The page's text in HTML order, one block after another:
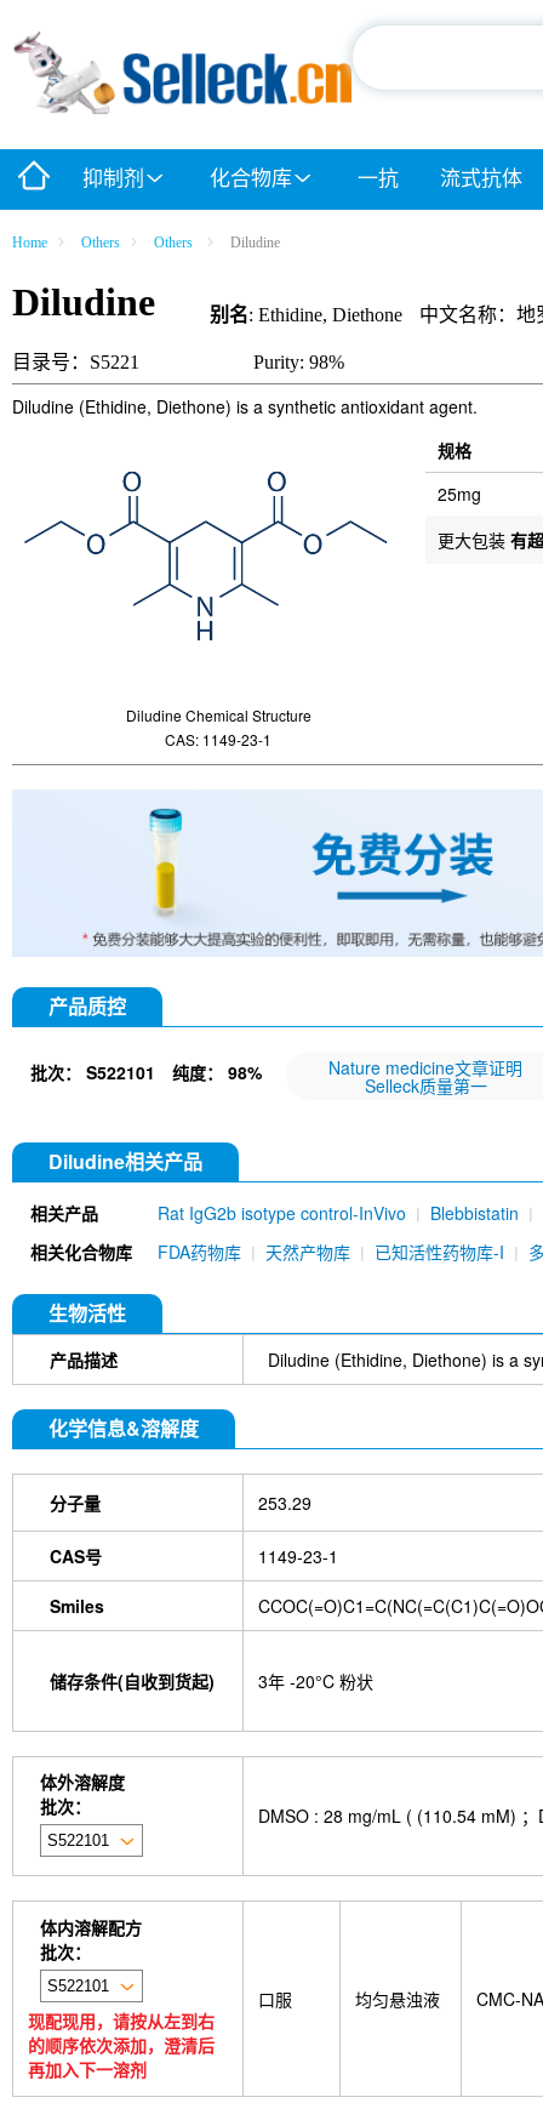
抑制剂 化合物库 一抗 流式抗体
Home Others Others Diludine
Diludine 别名: Ethidine, Diethone 中文名称：地
目录号：S5221 Purity: 98%
Diludine (Ethidine, Diethone) is a synthetic antioxidant agent.
Diludine Chemical Structure
CAS: 1149-23-1
规格
25mg
更大包装 有
产品质控
批次： S522101 纯度： 98% Nature medicine文章证明
Selleck质量第一
Diludine相关产品
相关产品 Rat IgG2b isotype control-InVivo
Blebbistatin
MU)
Rat IgG1 isotype control-InVivo
Farrerol
Chlorogenic Acid
2,2,2-Tribromoethanol
Hydroxytyrosol
D-(+)-Trehalose
Hyaluronic acid (Hyaluronan)
GSK805
Pamrevlumab (anti-CTGF)
Bromhexine HCl
E7820
Sphingosine HQNO
Iodoacetamide
(Rabbit mAb) [B17N21]
Fetuin, Fetal Bovine
Molsidomine
N-Acetylneuraminic acid
Madecassoside
β-
Anethole trithione
Acetylglucosamine
Creatine monohydrate
Itaconic acid Hypromellose
EGCG Octaacetate
BOS-318 IM-54
C381
Antibody (Rabbit mAb) [M19D5]
NK1.1 Antibody [PK136]
PB Mouse NK1.1
Monocrotaline
Angelic acid Succinic acid
Ecliptasaponin A
23-Hydroxybetulinic acid
Maltotetraose
Ginsenoside Rk1
Sinensetin
(R)-(-)-Mandelic acid
Phenylacetaldehyde
相关化合物库 FDA药物库 天然产物库 已知活性药物库-I
生物活性
产品描述 Diludine (Ethidine, Diethone) is a
化学信息&溶解度
分子量 253.29
CAS号 1149-23-1
Smiles
储存条件(自收到货起) 3年 -20°C 粉状
体外溶解度
批次：
DMSO : 28 mg/mL ( (110.54 mM)
体内溶解配方
批次：
现配现用，请按从左到右
的顺序依次添加，澄清后
再加入下一溶剂
口服 均匀悬浊液 CMC-NA